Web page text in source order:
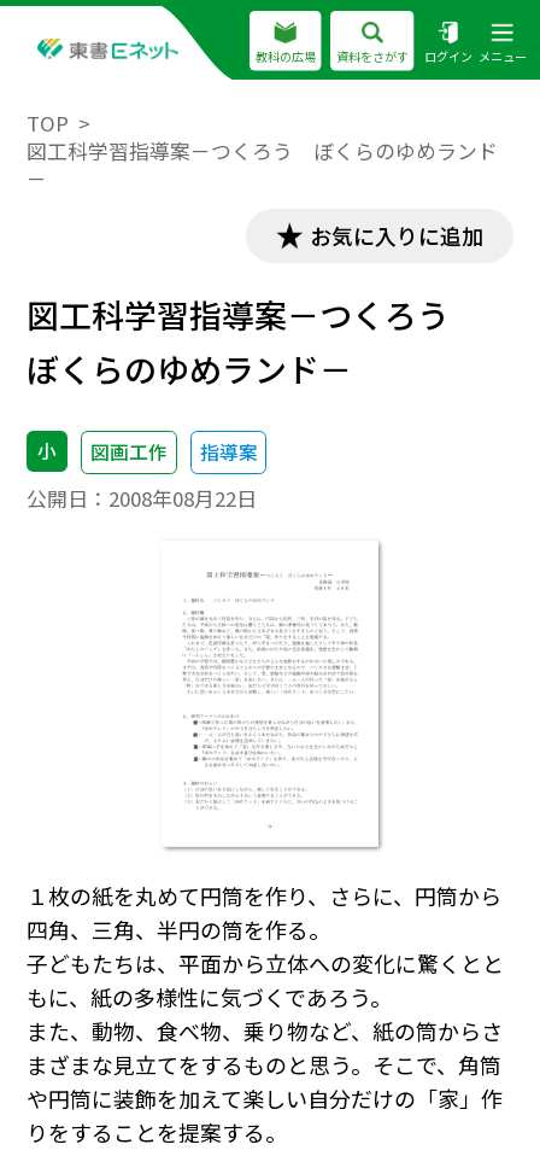
教科の広場 資料をさがす ログイン メニュー
TOP
図工科学習指導案－つくろう ぼくらのゆめランド
－
お気に入りに追加
図工科学習指導案－つくろう
ぼくらのゆめランド－
小 図画工作 指導案
公開日： 2008年08月22日
１枚の紙を丸めて円筒を作り、さらに、円筒から
四角、三角、半円の筒を作る。
子どもたちは、平面から立体への変化に驚くとと
もに、紙の多様性に気づくであろう。
また、動物、食べ物、乗り物など、紙の筒からさ
まざまな見立てをするものと思う。そこで、角筒
や円筒に装飾を加えて楽しい自分だけの「家」作
りをすることを提案する。